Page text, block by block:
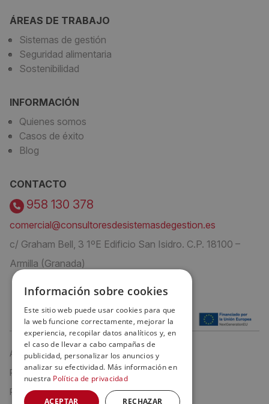
ÁREAS DE TRABAJO
Sistemas de gestión
Seguridad alimentaria
Sostenibilidad
INFORMACIÓN
Quienes somos
Casos de éxito
Blog
CONTACTO
958 130 378
comercial@consultoresdesistemasdegestion.es
c/ Graham Bell, 3 1ºE Edificio San Isidro. C.P. 18100 –
Armilla (Granada)
Aviso Legal
Política de privacidad
Política de cookies
Información sobre cookies
Este sitio web puede usar cookies para que
la web funcione correctamente, mejorar la
experiencia, recopilar datos analíticos y, en
el caso de llevar a cabo campañas de
publicidad, personalizar los anuncios y
analizar su efectividad. Más información en
nuestra Política de privacidad
ACEPTAR RECHAZAR